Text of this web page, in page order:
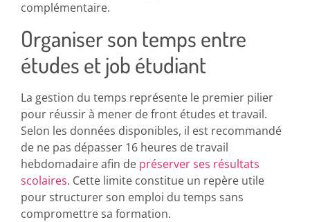
complémentaire.
Organiser son temps entre
études et job étudiant
La gestion du temps représente le premier pilier
pour réussir à mener de front études et travail.
Selon les données disponibles, il est recommandé
de ne pas dépasser 16 heures de travail
hebdomadaire afin de préserver ses résultats
scolaires. Cette limite constitue un repère utile
pour structurer son emploi du temps sans
compromettre sa formation.